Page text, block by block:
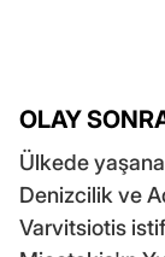
OLAY
Ülkede
Denizcilik ve
Varvitsiotis